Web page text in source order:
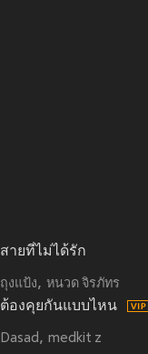
สายที่ไม่ได้รัก
ถุงแป้ง หนวด จิรภัทร
ต้องคุยกันแบบไหน
Dasad medkit z